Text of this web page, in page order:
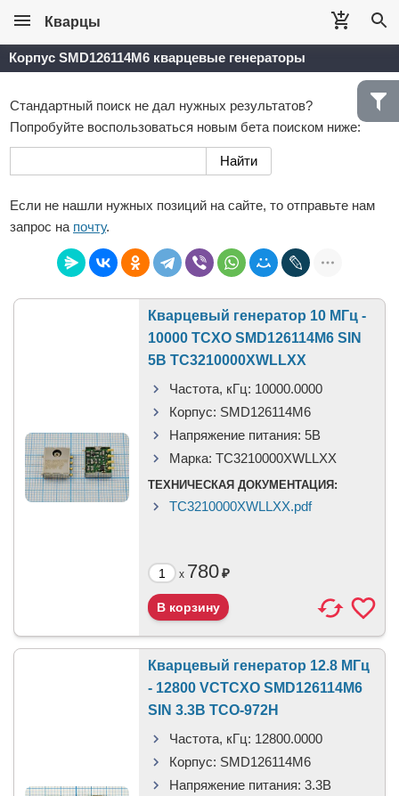
Кварцы
Корпус SMD126114M6 кварцевые генераторы
Стандартный поиск не дал нужных результатов?
Попробуйте воспользоваться новым бета поиском ниже:
Если не нашли нужных позиций на сайте, то отправьте нам
запрос на почту.
Кварцевый генератор 10 МГц -
10000 TCXO SMD126114M6 SIN
5В TC3210000XWLLXX
Частота, кГц: 10000.0000
Корпус: SMD126114M6
Напряжение питания: 5В
Марка: TC3210000XWLLXX
ТЕХНИЧЕСКАЯ ДОКУМЕНТАЦИЯ:
TC3210000XWLLXX.pdf
x 780₽
Кварцевый генератор 12.8 МГц
- 12800 VCTCXO SMD126114M6
SIN 3.3В TCO-972H
Частота, кГц: 12800.0000
Корпус: SMD126114M6
Напряжение питания: 3.3В